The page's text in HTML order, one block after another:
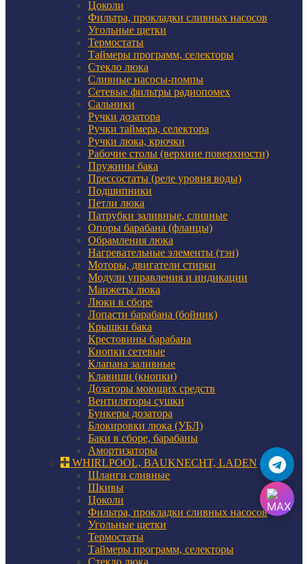
Цоколи
Фильтра, прокладки сливных насосов
Угольные щетки
Термостаты
Таймеры программ, селекторы
Стекло люка
Сливные насосы-помпы
Сетевые фильтры радиопомех
Сальники
Ручки дозатора
Ручки таймера, селектора
Ручки люка, крючки
Рабочие столы (верхние поверхности)
Пружины бака
Прессостаты (реле уровня воды)
Подшипники
Петли люка
Патрубки заливные, сливные
Опоры барабана (фланцы)
Обрамления люка
Нагревательные элементы (тэн)
Моторы, двигатели стирки
Модули управления и индикации
Манжеты люка
Люки в сборе
Лопасти барабана (бойник)
Крышки бака
Крестовины барабана
Кнопки сетевые
Клапана заливные
Клавиши (кнопки)
Дозаторы моющих средств
Вентиляторы сушки
Бункеры дозатора
Блокировки люка (УБЛ)
Баки в сборе, барабаны
Амортизаторы
WHIRLPOOL, BAUKNECHT, LADEN
Шланги сливные
Шкивы
Цоколи
Фильтра, прокладки сливных насосов
Угольные щетки
Термостаты
Таймеры программ, селекторы
Стекло люка